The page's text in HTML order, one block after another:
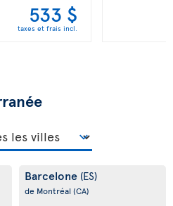
533 $
taxes et frais incl.
Barcelone (ES)
de Montréal (CA)